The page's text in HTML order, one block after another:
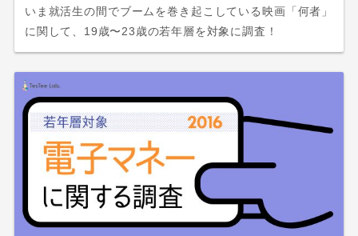
いま就活生の間でブームを巻き起こしている映画「何者」
に関して、19歳〜23歳の若年層を対象に調査！